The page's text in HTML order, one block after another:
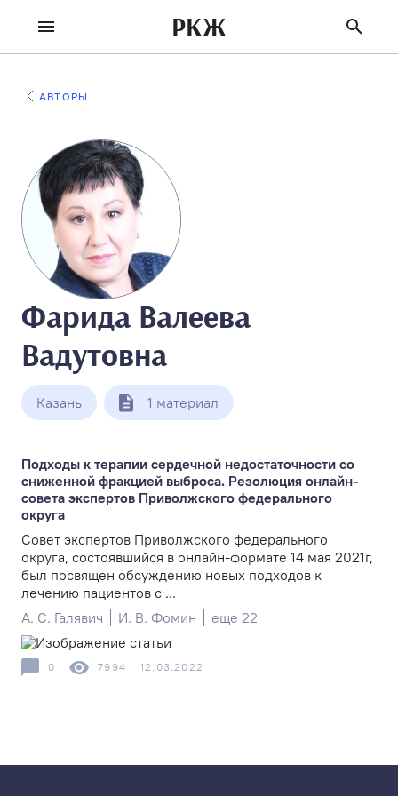
РКЖ
АВТОРЫ
Фарида Валеева
Вадутовна
Казань 1 материал
Подходы к терапии сердечной недостаточности со
сниженной фракцией выброса. Резолюция онлайн-
совета экспертов Приволжского федерального
округа
Совет экспертов Приволжского федерального
округа, состоявшийся в онлайн-формате 14 мая 2021г,
был посвящен обсуждению новых подходов к
лечению пациентов с ...
А. С. Галявич
И. В. Фомин еще 22
0 7994 12.03.2022